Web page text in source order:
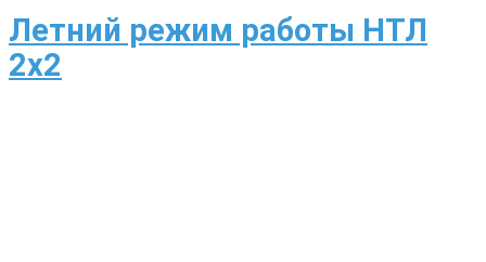
Летний режим работы НТЛ
2х2